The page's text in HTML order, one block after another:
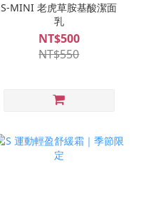
S-MINI 老虎草胺基酸潔面
乳
NT$500
NT$550